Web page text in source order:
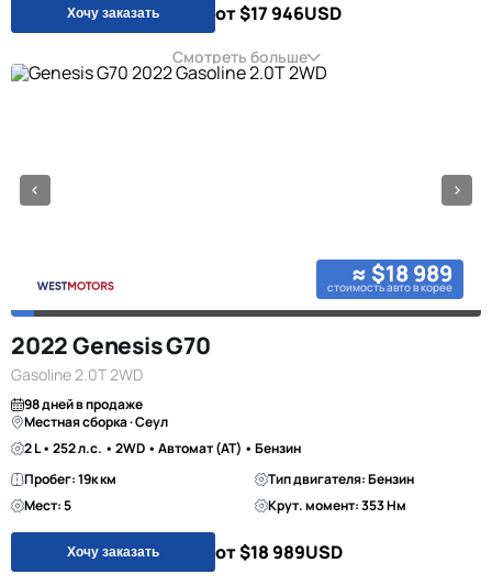
Хочу заказать от $17 946USD
Смотреть больше
≈ $18 989
стоимость авто в корее
2022 Genesis G70
Gasoline 2.0T 2WD
98 дней в продаже
Местная сборка · Сеул
2 L • 252 л.с. • 2WD • Автомат (AT) • Бензин
Пробег: 19к км
Тип двигателя: Бензин
Мест: 5
Крут. момент: 353 Нм
Хочу заказать от $18 989USD